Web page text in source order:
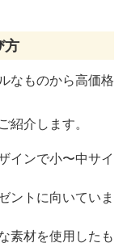
方
なものから高価格
介します。
インで小〜中サイ
ントに向いていま
素材を使用したも